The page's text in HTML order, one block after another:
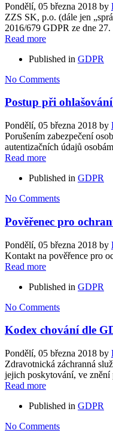
Pondělí, 05 března 2018 by
ZZS SK, p.o. (dále jen
2016/679 GDPR ze dne
Read more
Published in GDPR
No Comments
Postup při
Pondělí, 05 března 2018 by
Porušením zabezpečení
autentizačních údajů
Read more
Published in GDPR
No Comments
Pověřenec pro
Pondělí, 05 března 2018 by
Kontakt na pověřence pro
Read more
Published in GDPR
No Comments
Kodex chování dle
Pondělí, 05 března 2018 by
Zdravotnická záchranná
jejich poskytování, ve znění
Read more
Published in GDPR
No Comments